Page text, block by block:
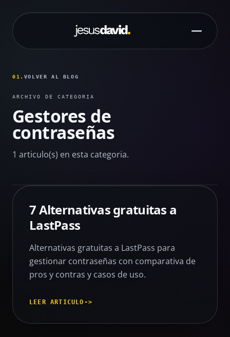
01. VOLVER AL BLOG
ARCHIVO DE CATEGORIA
Gestores de
contraseñas
1 articulo(s) en esta categoria.
7 Alternativas gratuitas a
LastPass
Alternativas gratuitas a LastPass para
gestionar contraseñas con comparativa de
pros y contras y casos de uso.
LEER ARTICULO ->